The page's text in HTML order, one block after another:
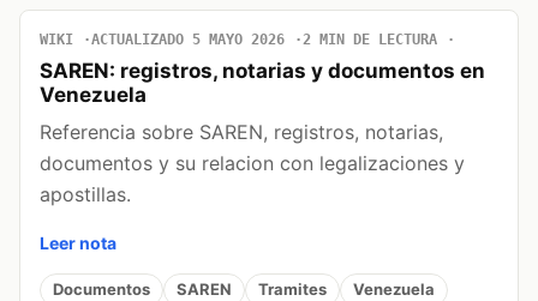
WIKI ACTUALIZADO 5 MAYO 2026 2 MIN DE LECTURA
SAREN: registros, notarias y documentos en
Venezuela
Referencia sobre SAREN, registros, notarias,
documentos y su relacion con legalizaciones y
apostillas.
Leer nota
Documentos SAREN Tramites Venezuela